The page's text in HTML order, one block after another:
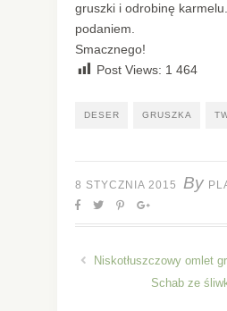
gruszki i odrobinę
podaniem.
Smacznego!
Post Views: 1 464
DESER GRUSZKA
8 STYCZNIA 2015 By
Niskotłuszczowy omlet
Schab ze